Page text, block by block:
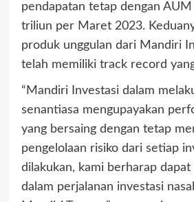
pendapatan tetap dengan
triliun per Maret 2023.
produk unggulan dari Mandiri
telah memiliki track record
“Mandiri Investasi dalam
senantiasa mengupayakan
yang bersaing dengan tetap
pengelolaan risiko dari setiap
dilakukan, kami berharap
dalam perjalanan investasi